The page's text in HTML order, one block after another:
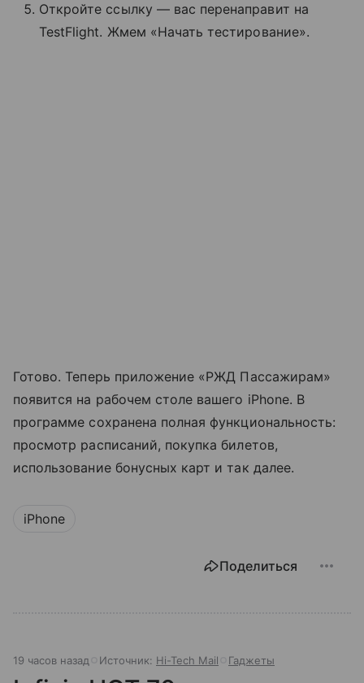
Откройте ссылку — вас перенаправит на
TestFlight. Жмем «Начать тестирование».
Готово. Теперь приложение «РЖД Пассажирам»
появится на рабочем столе вашего iPhone. В
программе сохранена полная функциональность:
просмотр расписаний, покупка билетов,
использование бонусных карт и так далее.
iPhone
Поделиться
19 часов назад Источник: Hi-Tech Mail Гаджеты